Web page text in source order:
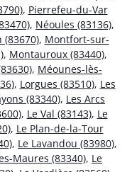
, Pierrefeu-du-Var
, Néoules (83136),
(83670), Montfort-sur-
, Montauroux (83440),
, Méounes-lès-
, Lorgues (83510), Les
(83340), Les Arcs
, Le Val (83143), Le
, Le Plan-de-la-Tour
, Le Lavandou (83980),
Maures (83340), Le